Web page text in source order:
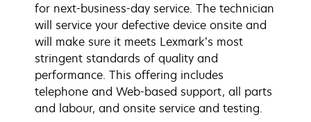
for next-business-day service. The technician
will service your defective device onsite and
will make sure it meets Lexmark’s most
stringent standards of quality and
performance. This offering includes
telephone and Web-based support, all parts
and labour, and onsite service and testing.